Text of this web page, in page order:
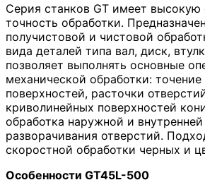
Серия станков GT имеет высокую
точность обработки.
получистовой и чистовой
вида деталей типа вал, диск,
позволяет выполнять основные
механической обработки:
поверхностей, расточки
криволинейных поверхностей
обработка наружной и внутренней
разворачивания отверстий.
скоростной обработки черных и
Особенности GT45L-500